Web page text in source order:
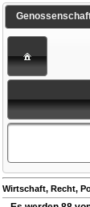
Wirtschaft, Recht,